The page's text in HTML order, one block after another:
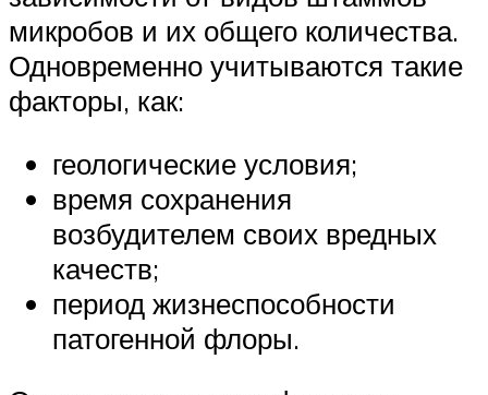
микробов и их общего количества.
Одновременно учитываются такие
факторы, как:
геологические условия;
время сохранения
возбудителем своих вредных
качеств;
период жизнеспособности
патогенной флоры.